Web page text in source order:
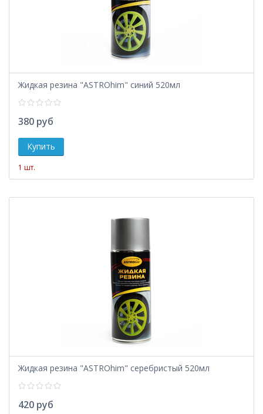
Жидкая резина "ASTROhim" синий 520мл
380 руб
1 шт.
Жидкая резина "ASTROhim" серебристый 520мл
420 руб